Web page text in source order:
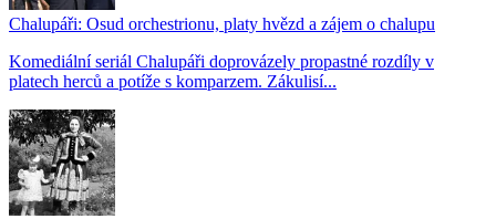
Chalupáři: Osud orchestrionu, platy hvězd a zájem o chalupu
Komediální seriál Chalupáři doprovázely propastné rozdíly v
platech herců a potíže s komparzem. Zákulisí...